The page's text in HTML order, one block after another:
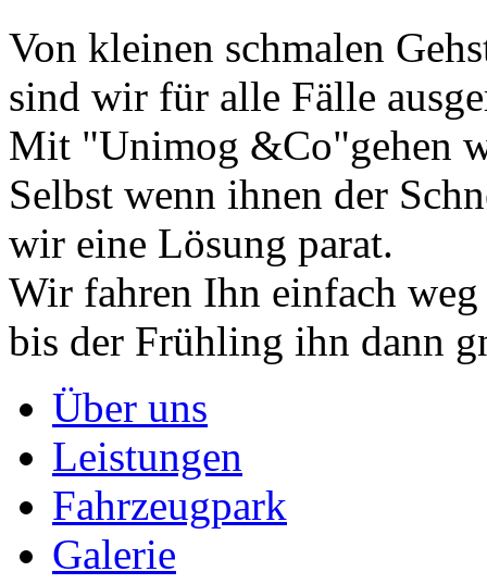
Von kleinen schmalen
sind wir für alle Fälle
Mit "Unimog &Co"gehen
Selbst wenn ihnen der
wir eine Lösung parat.
Wir fahren Ihn einfach
bis der Frühling ihn dann
Über uns
Leistungen
Fahrzeugpark
Galerie